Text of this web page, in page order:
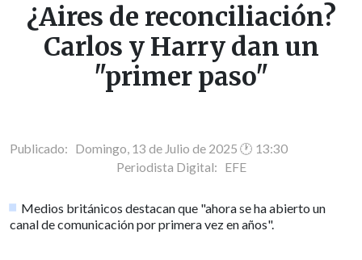
¿Aires de reconciliación?
Carlos y Harry dan un
"primer paso"
Publicado: Domingo, 13 de Julio de 2025 🕐 13:30
Periodista Digital: EFE
Medios británicos destacan que "ahora se ha abierto un
canal de comunicación por primera vez en años".